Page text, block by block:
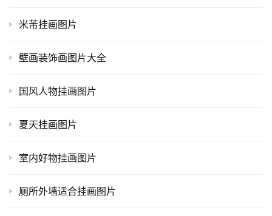
米芾挂画图片
壁画装饰画图片大全
国风人物挂画图片
夏天挂画图片
室内好物挂画图片
厕所外墙适合挂画图片